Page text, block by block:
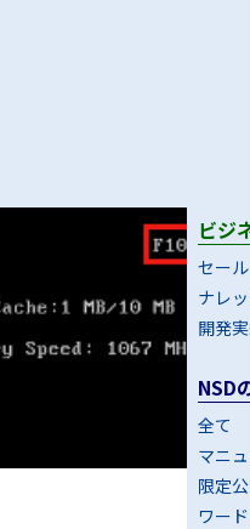
ビジ
セー
ナレ
開発
NSD
全て
マニ
限定
ワー